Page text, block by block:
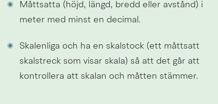
Måttsatta (höjd, längd, bredd eller avstånd) i
meter med minst en decimal.
Skalenliga och ha en skalstock (ett måttsatt
skalstreck som visar skala) så att det går att
kontrollera att skalan och måtten stämmer.